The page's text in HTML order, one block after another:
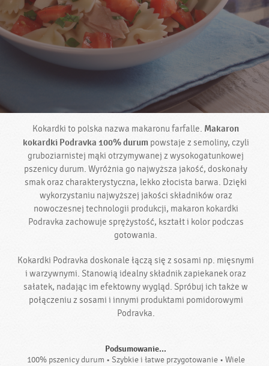
Kokardki to polska nazwa makaronu farfalle. Makaron
kokardki Podravka 100% durum powstaje z semoliny, czyli
gruboziarnistej mąki otrzymywanej z wysokogatunkowej
pszenicy durum. Wyróżnia go najwyższa jakość, doskonały
smak oraz charakterystyczna, lekko złocista barwa. Dzięki
wykorzystaniu najwyższej jakości składników oraz
nowoczesnej technologii produkcji, makaron kokardki
Podravka zachowuje sprężystość, kształt i kolor podczas
gotowania.
Kokardki Podravka doskonale łączą się z sosami np. mięsnymi
i warzywnymi. Stanowią idealny składnik zapiekanek oraz
sałatek, nadając im efektowny wygląd. Spróbuj ich także w
połączeniu z sosami i innymi produktami pomidorowymi
Podravka.
Podsumowanie...
100% pszenicy durum • Szybkie i łatwe przygotowanie • Wiele